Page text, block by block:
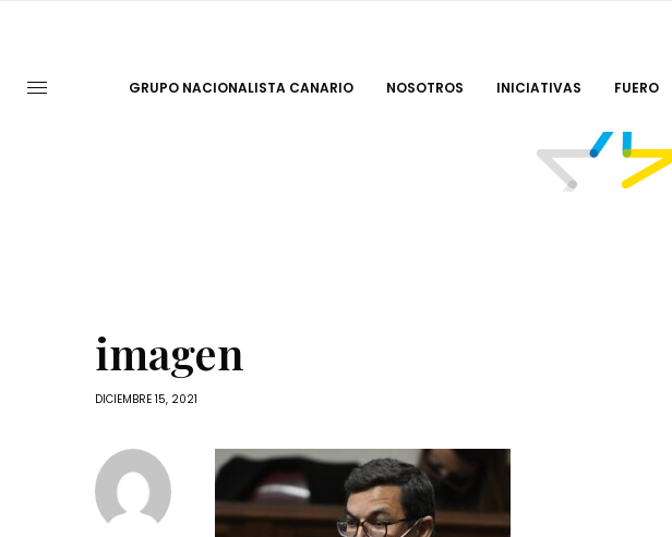
GRUPO NACIONALISTA CANARIO NOSOTROS INICIATIVAS FUERO
imagen
DICIEMBRE 15, 2021